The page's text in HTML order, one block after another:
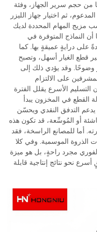
من حجم سرير الجهاز، وفئة
ثم اختيار جهاز الليزر
مزيج المهام المحددة لديك
أن النماذج المتوفرة في
على درايةٍ عميقةٍ بها. كما
قطع الغيار أسهل، وتصبح
وضوحًا. وقد يؤدي ذلك إلى
على الالتزام
التسليم الأسرع يقلل الفترة
القطع في المخزون يبدأ
يدعم التدفق النقدي ويحسّن
أو المُوسِّعة، قد تكون هذه
أما للمصانع الراسخة، فقد
الذروة الموسمية. وفي كلا
مجرد راحةٍ، بل هو ميزة
نحو نتائج إنتاجية قابلة